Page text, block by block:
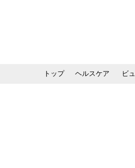
トップ ヘルスケア ビ